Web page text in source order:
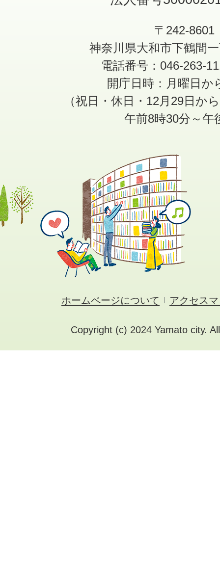
〒242-8601
神奈川県大和市下鶴間
電話番号：046-263-
開庁日時：月曜日か
（祝日・休日・12月29日か
午前8時30分～午
ホームページについて アクセス
Copyright (c) 2024 Yamato city.